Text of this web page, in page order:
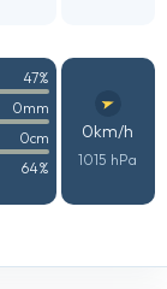
47%
0mm
0cm
64%
0km/h
1015 hPa